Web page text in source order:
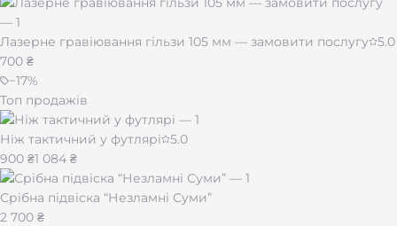
Турбо-полум’я— стабільне займання навіть на
Багаторазова заправка газом— економно та
зручно.
Подарункова металева коробка
для презенту.
Стриманий дизайн— чорний матовий колір,
приємний на дотик корпус.
Персональне гравіювання — зробіть
запальничку унікальною
Лазерне гравіювання гільзи 105 мм — замовити послугу 5.0
700 ₴
−17%
Топ продажів
Ніж тактичний у футлярі
5.0
900 ₴1 084 ₴
Срібна підвіска “Незламні Суми”
2 700 ₴